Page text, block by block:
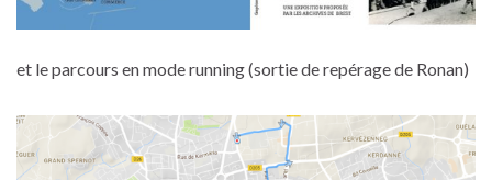
et le parcours en mode running (sortie de repérage de Ronan)